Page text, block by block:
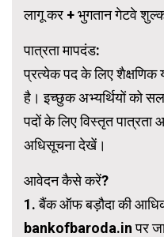
लागू कर + भुगतान गेटवे
पात्रता मापदंड:
प्रत्येक पद के लिए
है। इच्छुक अभ्यर्थियों को
पदों के लिए विस्तृत
अधिसूचना देखें।
आवेदन कैसे करें?
1. बैंक ऑफ बड़ौदा की
bankofbaroda.in पर